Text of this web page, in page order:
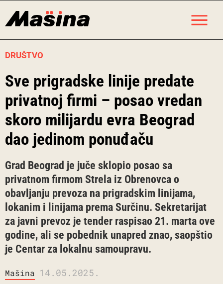
DRUŠTVO
Sve prigradske linije predate
privatnoj firmi – posao vredan
skoro milijardu evra Beograd
dao jedinom ponuđaču
Grad Beograd je juče sklopio posao sa
privatnom firmom Strela iz Obrenovca o
obavljanju prevoza na prigradskim linijama,
lokanim i linijama prema Surčinu. Sekretarijat
za javni prevoz je tender raspisao 21. marta ove
godine, ali se pobednik unapred znao, saopštio
je Centar za lokalnu samoupravu.
Mašina 14.05.2025.